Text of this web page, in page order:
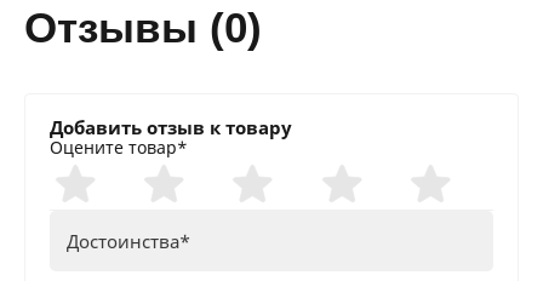
отзывы (0)
Добавить отзыв к товару
Оцените товар*